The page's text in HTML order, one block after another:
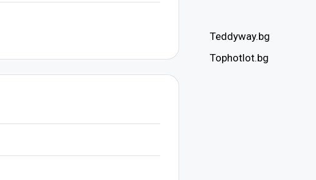
Teddyway.bg
Tophotlot.bg